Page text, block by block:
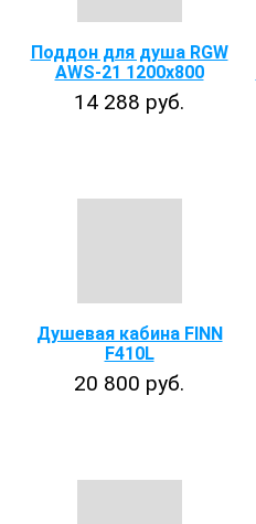
Поддон для душа RGW
AWS-21 1200x800
14 288 руб.
Душевая кабина FINN
F410L
20 800 руб.